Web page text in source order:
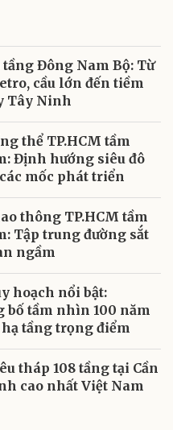
Đông Nam Bộ: Từ
cầu lớn đến tiềm
Tây Ninh
thể TP.HCM tầm
Định hướng siêu đô
mốc phát triển
thông TP.HCM tầm
Tập trung đường sắt
ngầm
hoạch nổi bật:
bố tầm nhìn 100 năm
tầng trọng điểm
tháp 108 tầng tại Cần
cao nhất Việt Nam